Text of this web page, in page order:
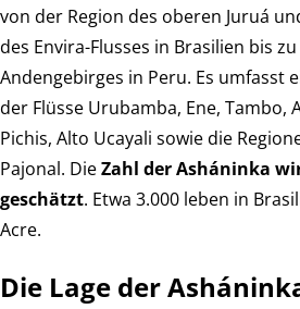
von der Region des oberen Juruá
des Envira-Flusses in Brasilien bis
Andengebirges in Peru. Es umfasst
der Flüsse Urubamba, Ene, Tambo,
Pichis, Alto Ucayali sowie die
Pajonal. DieZahl der Asháninka
geschätzt. Etwa 3.000 leben in
Acre.
Die Lage der